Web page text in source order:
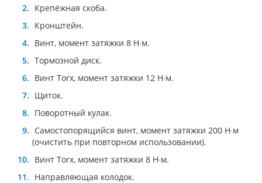
Крепёжная скоба.
Кронштейн.
Винт, момент затяжки 8 Н∙м.
Тормозной диск.
Винт Torx, момент затяжки 12 Н∙м.
Щиток.
Поворотный кулак.
Самостопорящийся винт, момент затяжки 200 Н∙м
(очистить при повторном использовании).
Винт Torx, момент затяжки 8 Н∙м.
Направляющая колодок.